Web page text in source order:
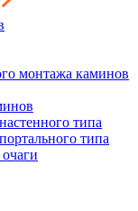
монтажа каминов
типа
типа